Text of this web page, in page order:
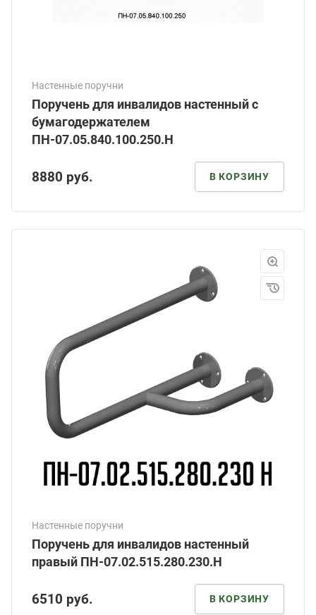
Настенные поручни
Поручень для инвалидов настенный с
бумагодержателем
ПН-07.05.840.100.250.Н
8880 руб. В КОРЗИНУ
Настенные поручни
Поручень для инвалидов настенный
правый ПН-07.02.515.280.230.Н
6510 руб. В КОРЗИНУ